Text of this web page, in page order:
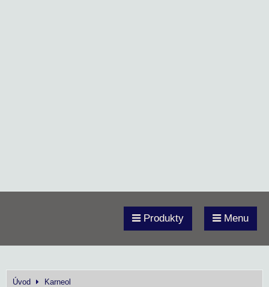
Produkty Menu
Úvod Karneol